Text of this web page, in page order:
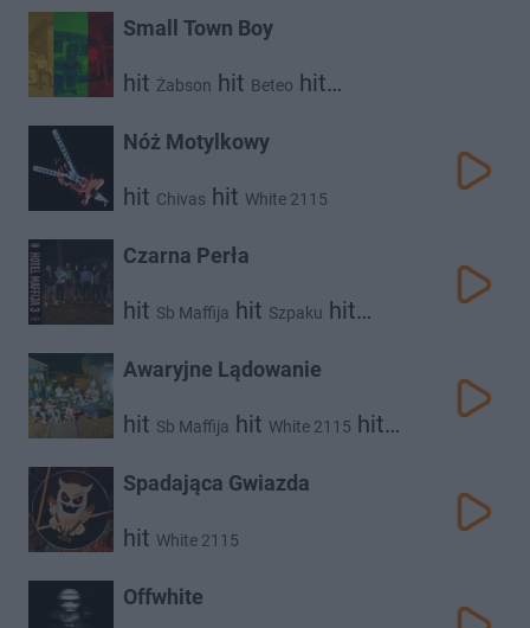
Small Town Boy
hit Żabson hit Beteo hit
Nóż Motylkowy
hit Chivas hit White 2115
Czarna Perła
hit Sb Maffija hit Szpaku hit
Po Prostu Kajtek hit White 2115
Awaryjne Lądowanie
hit Sb Maffija hit White 2115 hit
Spadająca Gwiazda
hit White 2115
Offwhite